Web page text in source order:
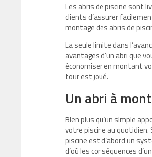
Les abris de piscine sont
clients d’assurer
montage des abris de
La seule limite dans
avantages d’un abri que
économiser en montant
tour est joué.
Un abri à
Bien plus qu’un simple
votre piscine au quotidien.
piscine est d’abord un
d’où les conséquences